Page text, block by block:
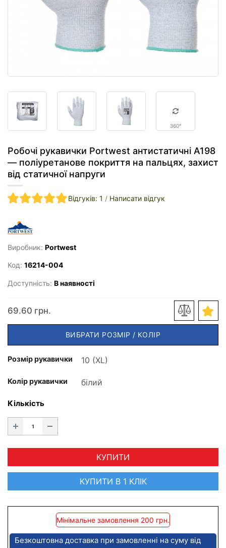
360°
Робочі рукавички Portwest антистатичні A198
— поліуретанове покриття на пальцях, захист
від статичної напруги
Відгуків: 1 / Написати відгук
Виробник: Portwest
Код: 16214-004
Доступність: В наявності
69.60 грн.
ВИБРАТИ РОЗМІР / КОЛІР
Розмір рукавички
Колір рукавички
Кількість
КУПИТИ
КУПИТИ В 1 КЛІК
Мінімальне замовлення 200 грн.
Безкоштовна доставка при замовленні на суму від